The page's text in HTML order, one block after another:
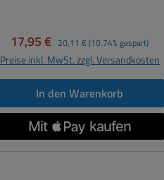
°C Abmessungen: L: 111mm B:
34mm passendes Zubehör siehe
Zubehör-Register
Verkaufspreis:
17,95 € Regulärer Preis:
20,11 € (10.74% gespart)
Preise inkl. MwSt. zzgl. Versandkosten
In den Warenkorb